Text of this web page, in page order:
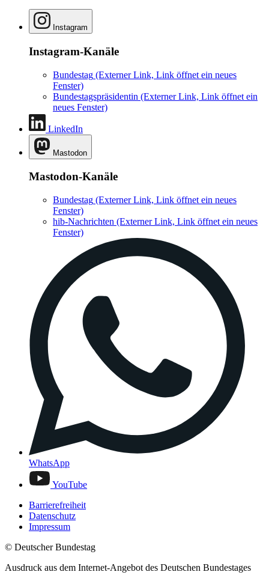
Instagram
Instagram-Kanäle
Bundestag (Externer Link, Link öffnet ein neues
Fenster)
Bundestagspräsidentin (Externer Link, Link öffnet ein
neues Fenster)
LinkedIn
Mastodon
Mastodon-Kanäle
Bundestag (Externer Link, Link öffnet ein neues
Fenster)
hib-Nachrichten (Externer Link, Link öffnet ein neues
Fenster)
WhatsApp
YouTube
Barrierefreiheit
Datenschutz
Impressum
© Deutscher Bundestag
Ausdruck aus dem Internet-Angebot des Deutschen Bundestages